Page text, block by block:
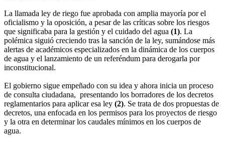
La llamada ley de riego fue aprobada con amplia mayoría por el
oficialismo y la oposición, a pesar de las críticas sobre los riesgos
que significaba para la gestión y el cuidado del agua (1). La
polémica siguió creciendo tras la sanción de la ley, sumándose más
alertas de académicos especializados en la dinámica de los cuerpos
de agua y el lanzamiento de un referéndum para derogarla por
inconstitucional.
El gobierno sigue empeñado con su idea y ahora inicia un proceso
de consulta ciudadana, presentando los borradores de los decretos
reglamentarios para aplicar esa ley (2). Se trata de dos propuestas de
decretos, una enfocada en los permisos para los proyectos de riesgo
y la otra en determinar los caudales mínimos en los cuerpos de
agua.